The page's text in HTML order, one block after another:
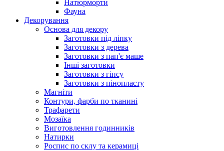
Натюрморти
Фауна
Декорування
Основа для декору
Заготовки під ліпку
Заготовки з дерева
Заготовки з пап'є маше
Інші заготовки
Заготовки з гіпсу
Заготовки з пінопласту
Магніти
Контури, фарби по тканині
Трафарети
Мозаїка
Виготовлення годинників
Натирки
Роспис по склу та керамиці